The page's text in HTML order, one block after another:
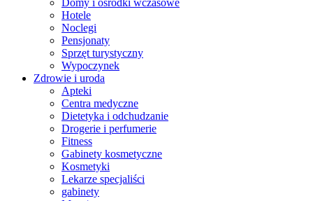
Domy i ośrodki wczasowe
Hotele
Noclegi
Pensjonaty
Sprzęt turystyczny
Wypoczynek
Zdrowie i uroda
Apteki
Centra medyczne
Dietetyka i odchudzanie
Drogerie i perfumerie
Fitness
Gabinety kosmetyczne
Kosmetyki
Lekarze specjaliści
gabinety